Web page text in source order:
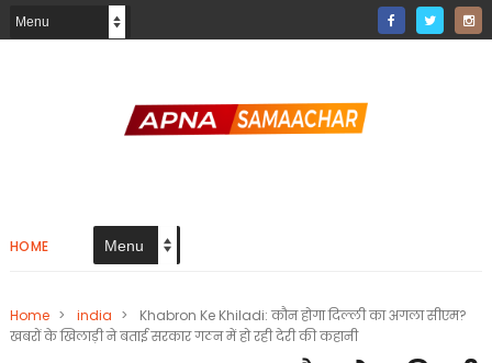
HOME
Home > india >
Khabron Ke Khiladi: कौन होगा दिल्ली का अगला सीएम?
खबरों के खिलाड़ी ने बताई सरकार गठन में हो रही देरी की कहानी